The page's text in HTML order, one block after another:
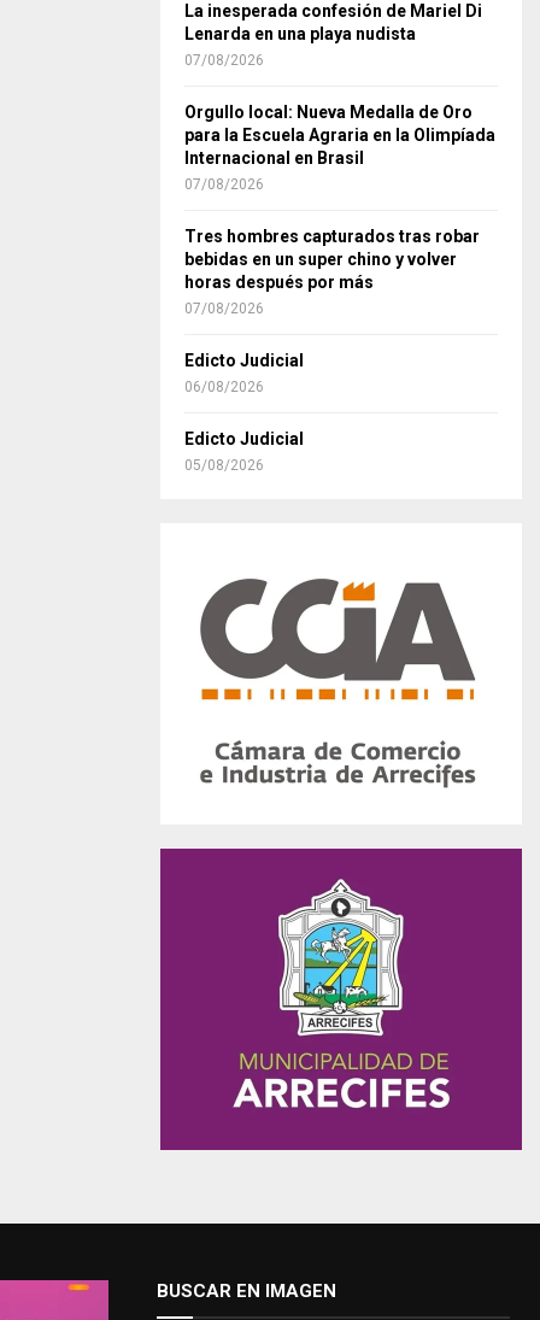
La inesperada confesión de Mariel Di
Lenarda en una playa nudista
07/08/2026
Orgullo local: Nueva Medalla de Oro
para la Escuela Agraria en la Olimpíada
Internacional en Brasil
07/08/2026
Tres hombres capturados tras robar
bebidas en un super chino y volver
horas después por más
07/08/2026
Edicto Judicial
06/08/2026
Edicto Judicial
05/08/2026
BUSCAR EN IMAGEN